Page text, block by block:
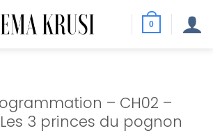
0
– CH02 –
Les 3 princes du pognon